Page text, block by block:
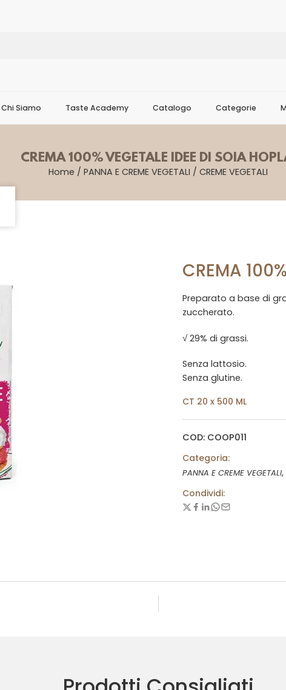
Chi Siamo Taste Academy Catalogo Categorie
CREMA 100% VEGETALE IDEE DI SOIA
Home / PANNA E CREME VEGETALI / CREME VEGETALI
CREMA
Preparato a base di
zuccherato.
√ 29% di grassi.
Senza lattosio.
Senza glutine.
CT 20 x 500 ML
COD: COOP011
Categoria:
PANNA E CREME VEGETALI,
Condividi: